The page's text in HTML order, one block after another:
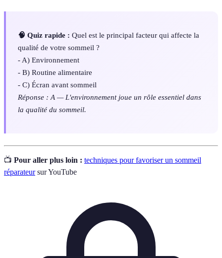
🧠 Quiz rapide : Quel est le principal facteur qui affecte la
qualité de votre sommeil ?
- A) Environnement
- B) Routine alimentaire
- C) Écran avant sommeil
Réponse : A — L'environnement joue un rôle essentiel dans
la qualité du sommeil.
📺 Pour aller plus loin : techniques pour favoriser un sommeil
réparateursur YouTube